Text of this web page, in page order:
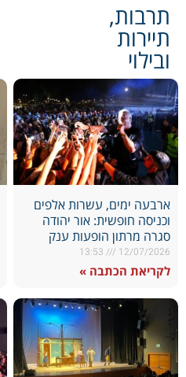
תרבות,
תיירות
ובילוי
ארבעה ימים, עשרות אלפים
וכניסה חופשית: אור יהודה
סגרה מרתון הופעות ענק
12/07/2026
לקריאת הכתבה »